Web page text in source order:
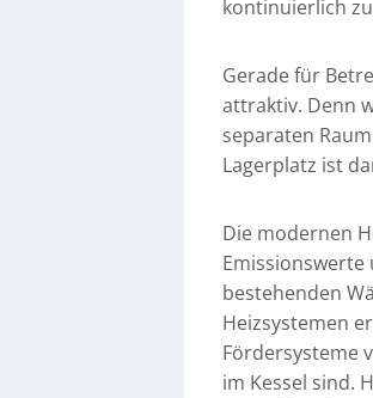
kontinuierlich
Gerade für
attraktiv. Denn
separaten
Lagerplatz ist
Die modernen
bestehenden
Heizsystemen
Fördersysteme
im Kessel sind.